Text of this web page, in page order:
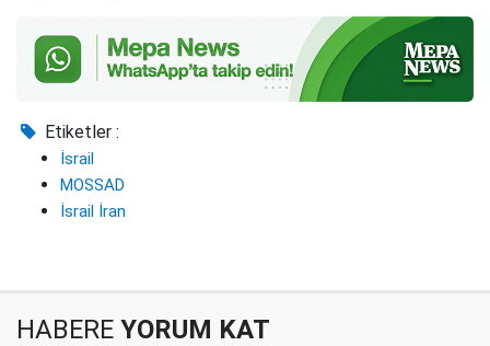
Etiketler :
İsrail
MOSSAD
İsrail İran
HABERE YORUM KAT